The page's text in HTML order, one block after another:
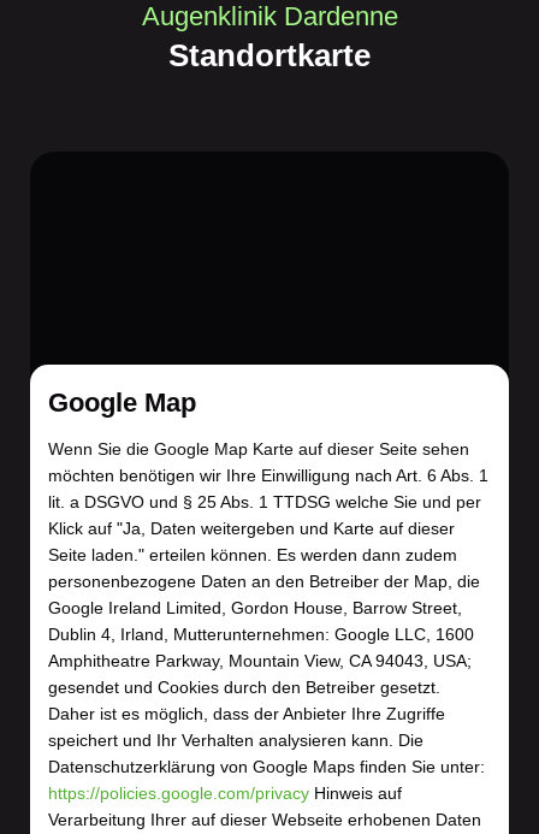
Augenklinik Dardenne
Standortkarte
Google Map
Wenn Sie die Google Map Karte auf dieser Seite sehen
möchten benötigen wir Ihre Einwilligung nach Art. 6 Abs. 1
lit. a DSGVO und § 25 Abs. 1 TTDSG welche Sie und per
Klick auf "Ja, Daten weitergeben und Karte auf dieser
Seite laden." erteilen können. Es werden dann zudem
personenbezogene Daten an den Betreiber der Map, die
Google Ireland Limited, Gordon House, Barrow Street,
Dublin 4, Irland, Mutterunternehmen: Google LLC, 1600
Amphitheatre Parkway, Mountain View, CA 94043, USA;
gesendet und Cookies durch den Betreiber gesetzt.
Daher ist es möglich, dass der Anbieter Ihre Zugriffe
speichert und Ihr Verhalten analysieren kann. Die
Datenschutzerklärung von Google Maps finden Sie unter:
https://policies.google.com/privacy Hinweis auf
Verarbeitung Ihrer auf dieser Webseite erhobenen Daten